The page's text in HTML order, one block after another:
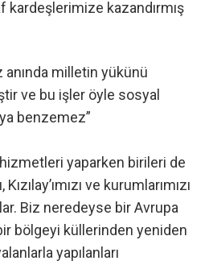
kardeşlerimize kazandırmış
milletin yükünü
ve bu işler öyle sosyal
benzemez”
yaparken birileri de
ve kurumlarımızı
Biz neredeyse bir Avrupa
bölgeyi küllerinden yeniden
yapılanları